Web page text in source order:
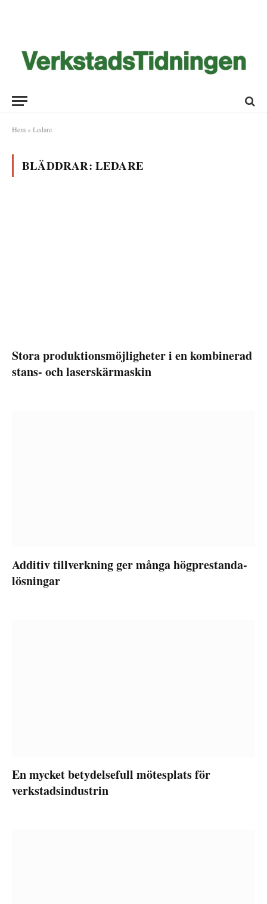
Hem » Ledare
BLÄDDRAR: LEDARE
Stora produktionsmöjligheter i en kombinerad
stans- och laserskärmaskin
Additiv tillverkning ger många högprestanda-
lösningar
En mycket betydelsefull mötesplats för
verkstadsindustrin